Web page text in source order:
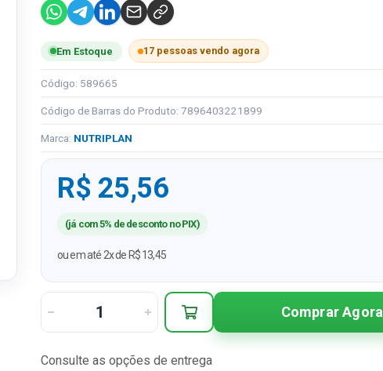
Em Estoque 17 pessoas vendo agora
Código: 589665
Código de Barras do Produto: 7896403221899
Marca: NUTRIPLAN
R$ 25,56
(já com 5% de desconto no PIX)
ou em até 2x de R$ 13,45
Comprar Agora
Consulte as opções de entrega